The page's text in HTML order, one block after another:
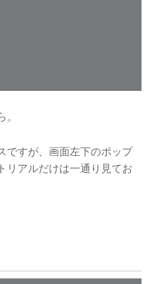
ですが、画面左下のポップ
リアルだけは一通り見てお